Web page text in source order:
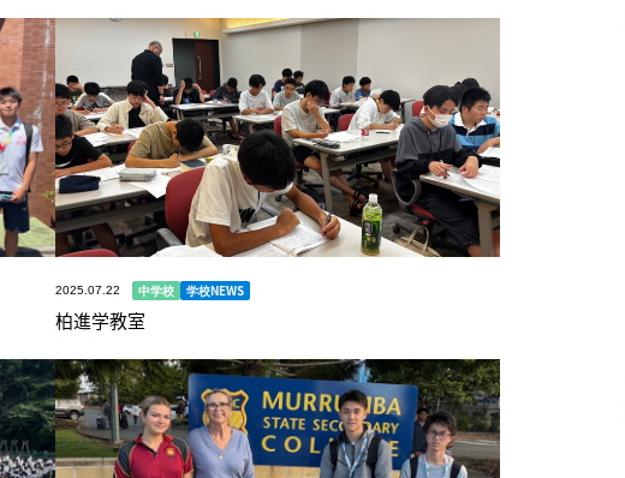
2025.07.22 中学校 学校NEWS
柏進学教室